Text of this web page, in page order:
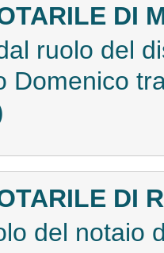
DI
ruolo del
Domenico
DI
del notaio